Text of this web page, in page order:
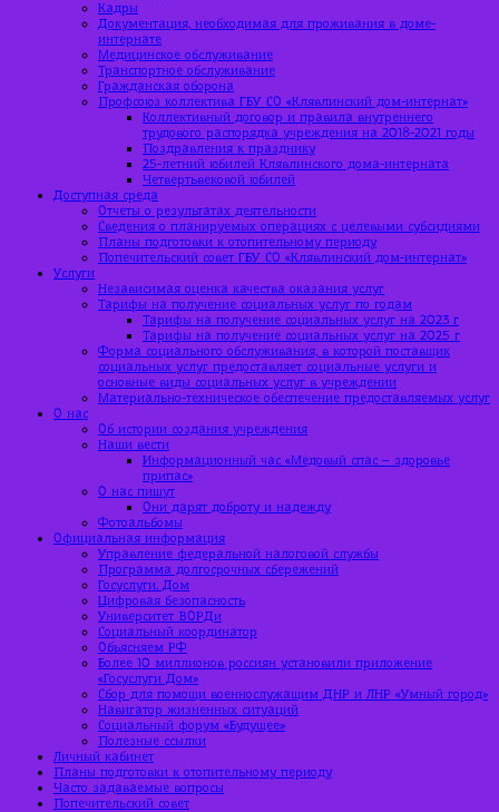
Кадры
Документация, необходимая для проживания в доме-
интернате
Медицинское обслуживание
Транспортное обслуживание
Гражданская оборона
Профсоюз коллектива ГБУ СО «Клявлинский дом-интернат»
Коллективный договор и правила внутреннего
трудового распорядка учреждения на 2018-2021 годы
Поздравления к празднику
25-летний юбилей Клявлинского дома-интерната
Четвертьвековой юбилей
Доступная среда
Отчеты о результатах деятельности
Сведения о планируемых операциях с целевыми субсидиями
Планы подготовки к отопительному периоду
Попечительский совет ГБУ СО «Клявлинский дом-интернат»
Услуги
Независимая оценка качества оказания услуг
Тарифы на получение социальных услуг по годам
Тарифы на получение социальных услуг на 2023 г
Тарифы на получение социальных услуг на 2025 г
Форма социального обслуживания, в которой поставщик
социальных услуг предоставляет социальные услуги и
основные виды социальных услуг в учреждении
Материально-техническое обеспечение предоставляемых услуг
О нас
Об истории создания учреждения
Наши вести
Информационный час «Медовый спас – здоровье
припас»
О нас пишут
Они дарят доброту и надежду
Фотоальбомы
Официальная информация
Управление федеральной налоговой службы
Программа долгосрочных сбережений
Госуслуги. Дом
Цифровая безопасность
Университет ВОРДи
Социальный координатор
Объясняем РФ
Более 10 миллионов россиян установили приложение
«Госуслуги Дом»
Сбор для помощи военнослужащим ДНР и ЛНР «Умный город»
Навигатор жизненных ситуаций
Социальный форум «Будущее»
Полезные ссылки
Личный кабинет
Планы подготовки к отопительному периоду
Часто задаваемые вопросы
Попечительский совет